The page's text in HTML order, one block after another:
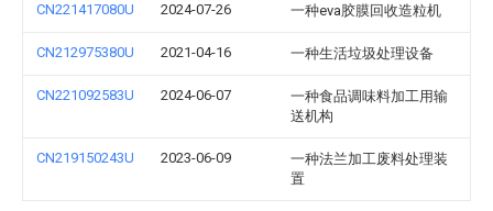
CN221417080U 2024-07-26 一种eva胶膜回收造粒机
CN212975380U 2021-04-16 一种生活垃圾处理设备
CN221092583U 2024-06-07
一种食品调味料加工用输
送机构
CN219150243U 2023-06-09
一种法兰加工废料处理装
置